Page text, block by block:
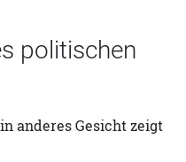
politischen
anderes Gesicht zeigt